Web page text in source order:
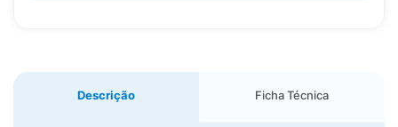
Descrição Ficha Técnica